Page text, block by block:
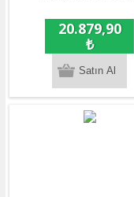
20.879,90
₺